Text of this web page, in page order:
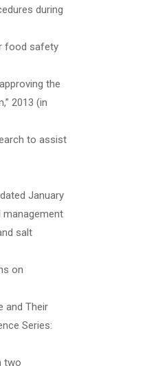
during
food safety
the
2013 (in
to assist
January
management
salt
on
and Their
Series:
two